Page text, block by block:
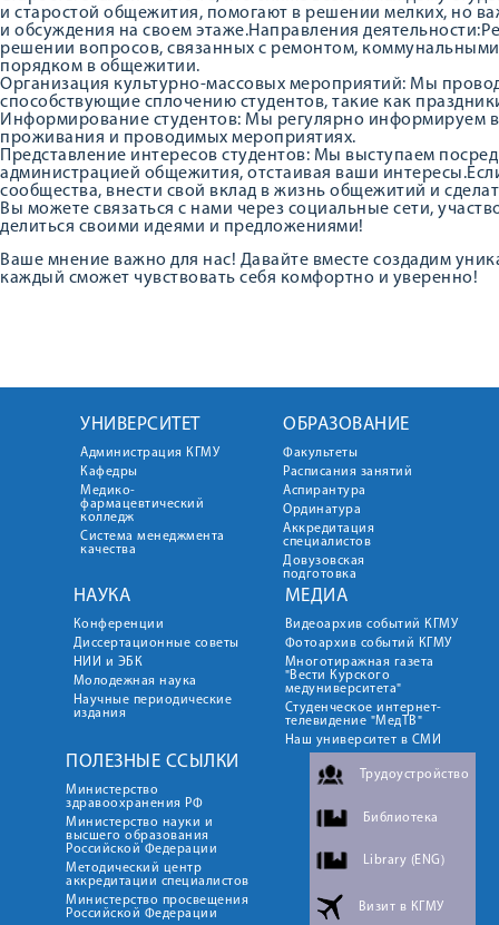
и старостой общежития, помогают в решении мелких, но
и обсуждения на своем этаже.Направления
решении вопросов, связанных с ремонтом,
порядком в общежитии.
Организация культурно-массовых мероприятий: Мы
способствующие сплочению студентов, такие как
Информирование студентов: Мы регулярно информируем
проживания и проводимых мероприятиях.
Представление интересов студентов: Мы выступаем
администрацией общежития, отстаивая ваши
сообщества, внести свой вклад в жизнь общежитий и
Вы можете связаться с нами через социальные сети,
делиться своими идеями и предложениями!
Ваше мнение важно для нас! Давайте вместе создадим
каждый сможет чувствовать себя комфортно и уверенно!
УНИВЕРСИТЕТ
Администрация КГМУ
Кафедры
Медико-
фармацевтический
колледж
Система менеджмента
качества
ОБРАЗОВАНИЕ
Факультеты
Расписания занятий
Аспирантура
Ординатура
Аккредитация
специалистов
Довузовская
подготовка
НАУКА
Конференции
Диссертационные советы
НИИ и ЭБК
Молодежная наука
Научные периодические
издания
МЕДИА
Видеоархив событий КГМУ
Фотоархив событий КГМУ
Многотиражная газета
"Вести Курского
медуниверситета"
Студенческое интернет-
телевидение "МедТВ"
Наш университет в СМИ
ПОЛЕЗНЫЕ ССЫЛКИ
Министерство
здравоохранения РФ
Министерство науки и
высшего образования
Российской Федерации
Методический центр
аккредитации специалистов
Министерство просвещения
Российской Федерации
Трудоустройство
Библиотека
Library (ENG)
Визит в КГМУ